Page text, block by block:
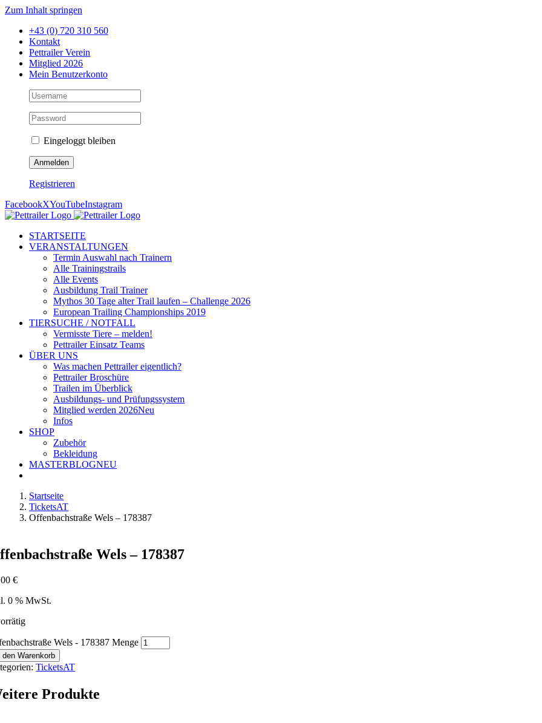
Zum Inhalt springen
+43 (0) 720 310 560
Kontakt
Pettrailer Verein
Mitglied 2026
Mein Benutzerkonto
Eingeloggt bleiben
Registrieren
FacebookXYouTubeInstagram
STARTSEITE
VERANSTALTUNGEN
Termin Auswahl nach Trainern
Alle Trainingstrails
Alle Events
Ausbildung Trail Trainer
Mythos 30 Tage alter Trail laufen – Challenge 2026
European Trailing Championships 2019
TIERSUCHE / NOTFALL
Vermisste Tiere – melden!
Pettrailer Einsatz Teams
ÜBER UNS
Was machen Pettrailer eigentlich?
Pettrailer Broschüre
Trailen im Überblick
Ausbildungs- und Prüfungssystem
Mitglied werden 2026Neu
Infos
SHOP
Zubehör
Bekleidung
MASTERBLOGNEU
Startseite
TicketsAT
Offenbachstraße Wels – 178387
Wels – 178387
€
0 % MwSt.
Wels - 178387 Menge
den Warenkorb
TicketsAT
Produkte